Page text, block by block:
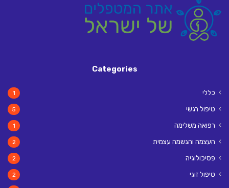
Categories
כללי 1
טיפול רגשי 5
רפואה משלימה 1
העצמה והגשמה עצמית 2
פסיכולוגיה 2
טיפול זוגי 2